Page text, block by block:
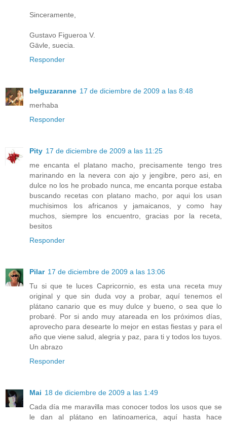
Sinceramente,
Gustavo Figueroa V.
Gävle, suecia.
Responder
belguzaranne 17 de diciembre de 2009 a las 8:48
merhaba
Responder
Pity 17 de diciembre de 2009 a las 11:25
me encanta el platano macho, precisamente tengo tres
marinando en la nevera con ajo y jengibre, pero asi, en
dulce no los he probado nunca, me encanta porque estaba
buscando recetas con platano macho, por aqui los usan
muchisimos los africanos y jamaicanos, y como hay
muchos, siempre los encuentro, gracias por la receta,
besitos
Responder
Pilar 17 de diciembre de 2009 a las 13:06
Tu si que te luces Capricornio, es esta una receta muy
original y que sin duda voy a probar, aquí tenemos el
plátano canario que es muy dulce y bueno, o sea que lo
probaré. Por si ando muy atareada en los próximos días,
aprovecho para desearte lo mejor en estas fiestas y para el
año que viene salud, alegria y paz, para ti y todos los tuyos.
Un abrazo
Responder
Mai 18 de diciembre de 2009 a las 1:49
Cada día me maravilla mas conocer todos los usos que se
le dan al plátano en latinoamerica, aquí hasta hace